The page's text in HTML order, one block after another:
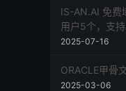
IS-AN.AI 免费
用户5个，支
2025-07-16
ORACLE甲骨
2025-03-06